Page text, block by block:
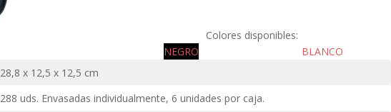
Colores disponibles:
NEGRO
BLANCO
28,8 x 12,5 x 12,5 cm
288 uds. Envasadas individualmente, 6 unidades por caja.